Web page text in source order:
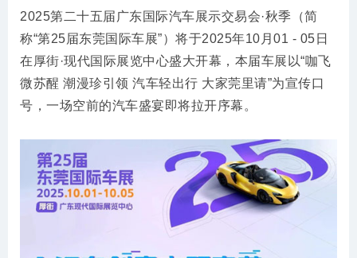
2025第二十五届广东国际汽车展示交易会·秋季（简
称“第25届东莞国际车展”）将于2025年10月01 - 05日
在厚街·现代国际展览中心盛大开幕，本届车展以“咖飞
微苏醒 潮漫珍引领 汽车轻出行 大家莞里请”为宣传口
号，一场空前的汽车盛宴即将拉开序幕。